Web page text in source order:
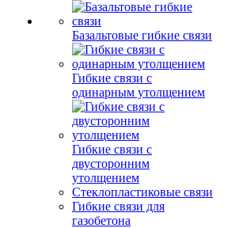
Базальтовые гибкие связи
Гибкие связи с
одинарным утолщением
Гибкие связи с
двусторонним
утолщением
Стеклопластиковые связи
Гибкие связи для
газобетона